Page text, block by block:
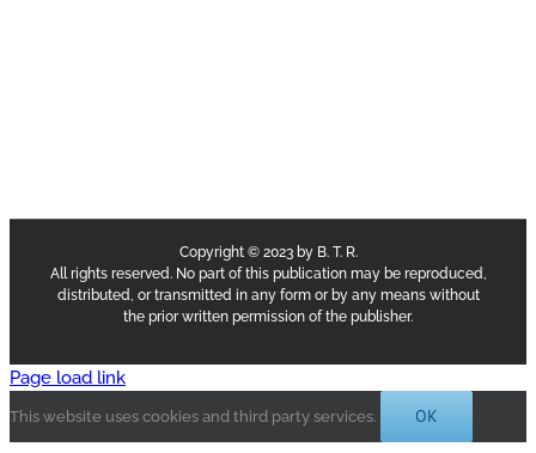
Copyright © 2023 by B. T. R.
All rights reserved. No part of this publication may be reproduced,
distributed, or transmitted in any form or by any means without
the prior written permission of the publisher.
Page load link
This website uses cookies and third party services. OK